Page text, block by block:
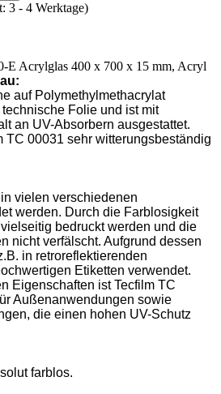
3 - 4 Werktage)
E Acrylglas 400 x 700 x 15 mm, Acryl
auf Polymethylmethacrylat
Folie und ist mit
an UV-Absorbern ausgestattet.
TC 00031 sehr witterungsbeständig
vielen verschiedenen
werden. Durch die Farblosigkeit
bedruckt werden und die
nicht verfälscht. Aufgrund dessen
in retroreflektierenden
Etiketten verwendet.
Eigenschaften ist Tecfilm TC
Außenanwendungen sowie
die einen hohen UV-Schutz
farblos.